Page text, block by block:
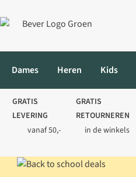
Dames Heren Kids
GRATIS
LEVERING
vanaf 50,-
GRATIS
RETOURNEREN
in de winkels